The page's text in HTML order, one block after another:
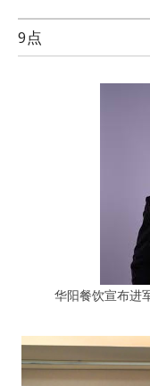
9点
华阳餐饮宣布进